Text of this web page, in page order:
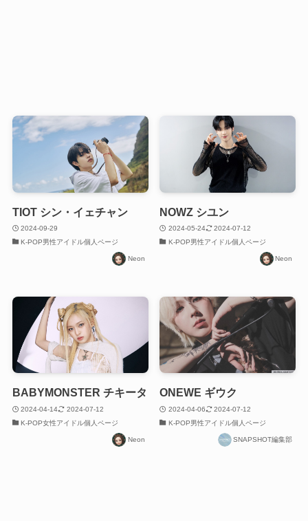
TIOT シン・イェチャン
2024-09-29
K-POP男性アイドル個人ページ
Neon
NOWZ シユン
2024-05-24
2024-07-12
K-POP男性アイドル個人ページ
Neon
BABYMONSTER チキータ
2024-04-14
2024-07-12
K-POP女性アイドル個人ページ
Neon
ONEWE ギウク
2024-04-06
2024-07-12
K-POP男性アイドル個人ページ
SNAPSHOT編集部